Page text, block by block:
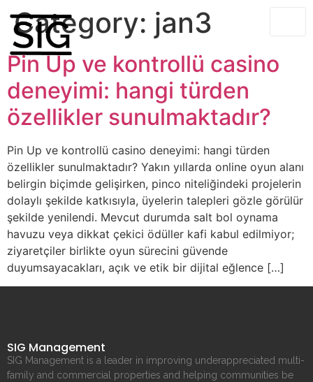
Category: jan3
Pin Up ve kontrollü casino
deneyimi: hangi türden
özellikler sunulmaktadır?
Pin Up ve kontrollü casino deneyimi: hangi türden
özellikler sunulmaktadır? Yakın yıllarda online oyun alanı
belirgin biçimde gelişirken, pinco niteliğindeki projelerin
dolaylı şekilde katkısıyla, üyelerin talepleri gözle görülür
şekilde yenilendi. Mevcut durumda salt bol oynama
havuzu veya dikkat çekici ödüller kafi kabul edilmiyor;
ziyaretçiler birlikte oyun sürecini güvende
duyumsayacakları, açık ve etik bir dijital eğlence […]
SIG Management
SIG Management is a leader in improving underappreciated multi-
family and commercial properties and helping communities be